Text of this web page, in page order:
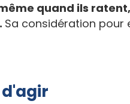
quand ils
Sa considération pour